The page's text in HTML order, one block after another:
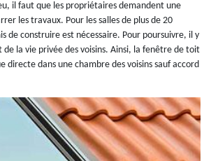
il faut que les propriétaires demandent une
les travaux. Pour les salles de plus de 20
de construire est nécessaire. Pour poursuivre, il y
la vie privée des voisins. Ainsi, la fenêtre de toit
directe dans une chambre des voisins sauf accord